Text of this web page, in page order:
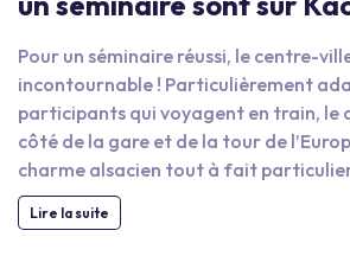
Pour un séminaire réussi, le centre-
incontournable ! Particulièrement
participants qui voyagent en train, le
côté de la gare et de la tour de
charme alsacien tout à fait
larges zones piétonnes et de
Après leur journée d’étude, le
Lire la suite